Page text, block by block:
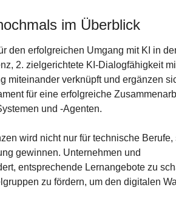
im Überblick
den erfolgreichen Umgang mit KI in
2. zielgerichtete KI-Dialogfähigkeit
miteinander verknüpft und ergänzen
für eine erfolgreiche
und -Agenten.
wird nicht nur für technische Berufe,
gewinnen. Unternehmen und
entsprechende Lernangebote zu
zu fördern, um den digitalen